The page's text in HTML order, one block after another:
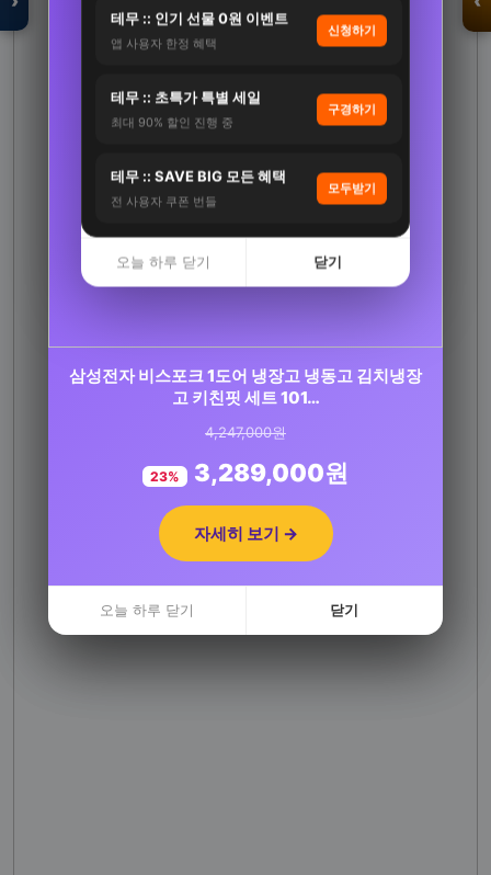
테무 :: 인기 선물 0원 이벤트
앱 사용자 한정 혜택
신청하기
테무 :: 초특가 특별 세일
최대 90% 할인 진행 중
구경하기
테무 :: SAVE BIG 모든 혜택
전 사용자 쿠폰 번들
모두받기
오늘 하루 닫기 닫기
연세 키즈텐 유산균 100억 프로바이오틱스 어린
이 유아 초등학생 유산…
92,000원
21% 72,700원
자세히 보기 →
오늘 하루 닫기 닫기
삼성전자 비스포크 1도어 냉장고 냉동고 김치냉장
고 키친핏 세트 101…
4,247,000원
23% 3,289,000원
자세히 보기 →
오늘 하루 닫기 닫기